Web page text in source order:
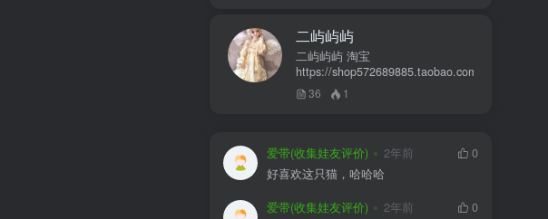
二屿屿屿
二屿屿屿 淘宝
https://shop572689885.taobao.com
36 1
爱带(收集娃友评价) 2年前
0
好喜欢这只猫，哈哈哈
爱带(收集娃友评价) 2年前
0